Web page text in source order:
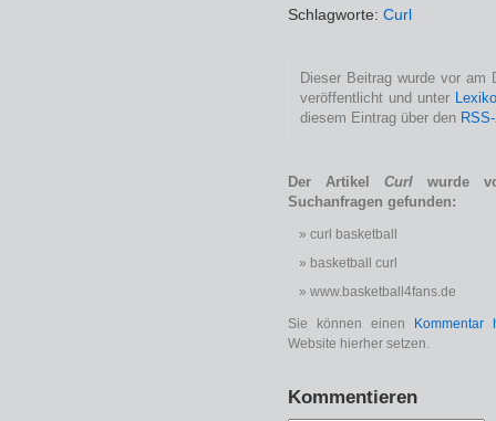
Schlagworte: Curl
Dieser Beitrag wurde vor am
veröffentlicht und unter
diesem Eintrag über den
Der Artikel Curl wurde
Suchanfragen gefunden:
curl basketball
basketball curl
www.basketball4fans.de
Sie können einen
Kommentar
Website hierher setzen.
Kommentieren